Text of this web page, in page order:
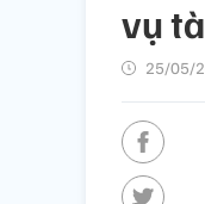
vụ
25/05/